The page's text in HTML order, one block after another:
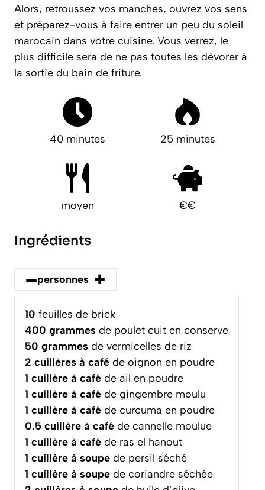
Alors, retroussez vos manches, ouvrez vos sens
et préparez-vous à faire entrer un peu du soleil
marocain dans votre cuisine. Vous verrez, le
plus difficile sera de ne pas toutes les dévorer à
la sortie du bain de friture.
40 minutes 25 minutes
moyen €€
Ingrédients
–personnes +
10 feuilles de brick
400 grammes de poulet cuit en conserve
50 grammes de vermicelles de riz
2 cuillères à café de oignon en poudre
1 cuillère à café de ail en poudre
1 cuillère à café de gingembre moulu
1 cuillère à café de curcuma en poudre
0.5 cuillère à café de cannelle moulue
1 cuillère à café de ras el hanout
1 cuillère à soupe de persil séché
1 cuillère à soupe de coriandre séchée